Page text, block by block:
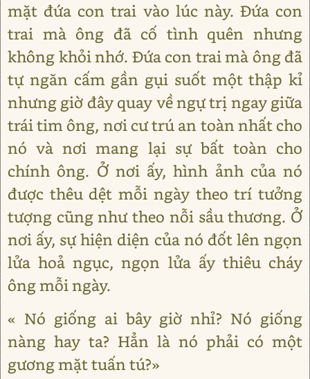
mặt đứa con trai vào lúc này. Đứa con
trai mà ông đã cố tình quên nhưng
không khỏi nhớ. Đứa con trai mà ông đã
tự ngăn cấm gần gụi suốt một thập kỉ
nhưng giờ đây quay về ngự trị ngay giữa
trái tim ông, nơi cư trú an toàn nhất cho
nó và nơi mang lại sự bất toàn cho
chính ông. Ở nơi ấy, hình ảnh của nó
được thêu dệt mỗi ngày theo trí tưởng
tượng cũng như theo nỗi sầu thương. Ở
nơi ấy, sự hiện diện của nó đốt lên ngọn
lửa hoả ngục, ngọn lửa ấy thiêu cháy
ông mỗi ngày.
« Nó giống ai bây giờ nhỉ? Nó giống
nàng hay ta? Hẳn là nó phải có một
gương mặt tuấn tú?»